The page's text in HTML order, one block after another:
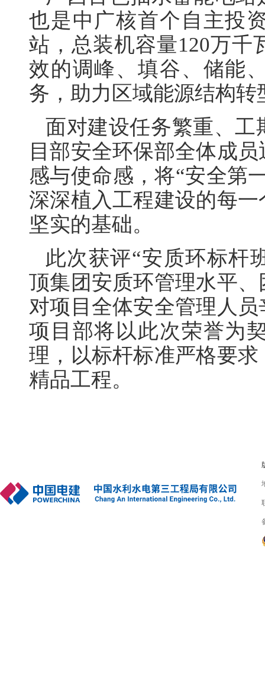
也是中广核首个自主投
站，总装机容量120万千
效的调峰、填谷、储能
务，助力区域能源结构转
面对建设任务繁重、
目部安全环保部全体成
感与使命感，将“安全第
深深植入工程建设的每
坚实的基础。
此次获评“安质环标杆
顶集团安质环管理水平
对项目全体安全管理人
项目部将以此次荣誉为
理，以标杆标准严格要
精品工程。